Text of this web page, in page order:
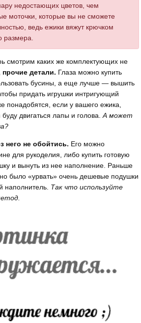
недостающих цветов, чем
моточки, которые вы не сможете
ведь ежики вяжут крючком
размера.
смотрим каких же комплектующих не
прочие детали. Глаза можно купить
бусины, а еще лучше — вышить
придать игрушки интригующий
понадобятся, если у вашего ежика,
двигаться лапы и голова. А может
него не обойтись. Его можно
для рукоделия, либо купить готовую
и вынуть из нее наполнение. Раньше
было «урвать» очень дешевые подушки
наполнитель. Так что используйте